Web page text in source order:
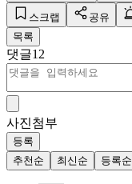
스크랩 공유
목록
댓글12
사진첨부
등록
추천순
최신순 등록순